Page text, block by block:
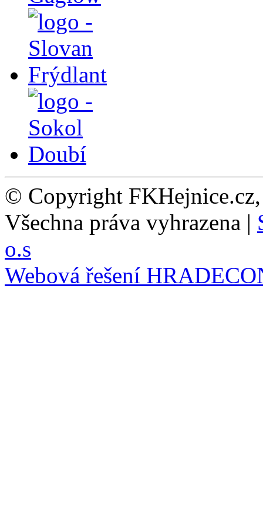
© Copyright
Všechna práva vyhrazena |
o.s
Webová řešení